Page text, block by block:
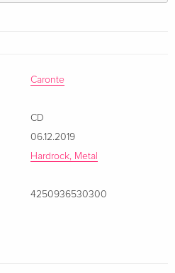
Caronte
CD
06.12.2019
Hardrock, Metal
4250936530300